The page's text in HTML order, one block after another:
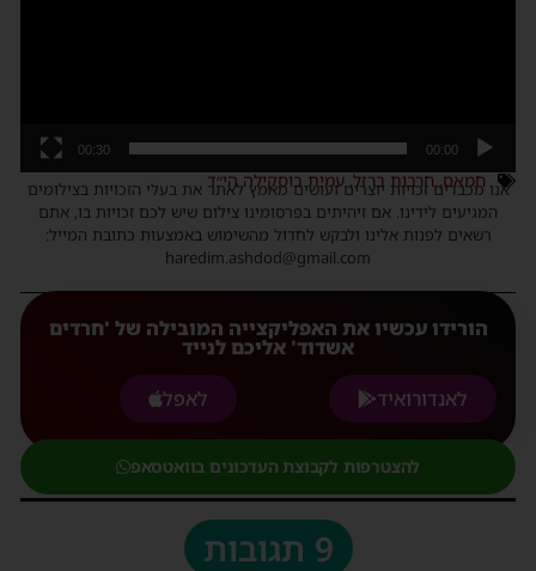
00:00
00:30
חמאס,חרבות ברזל,עמית בוסקילה הי״ד
אנו מכבדים זכויות יוצרים ועושים מאמץ לאתר את בעלי הזכויות בצילומים
המגיעים לידינו. אם זיהיתים בפרסומינו צילום שיש לכם זכויות בו, אתם
רשאים לפנות אלינו ולבקש לחדול מהשימוש באמצעות כתובת המייל:
haredim.ashdod@gmail.com
הורידו עכשיו את האפליקצייה המובילה של 'חרדים
אשדוד' אליכם לנייד
לאנדורואיד
לאפל
להצטרפות לקבוצת העדכונים בוואטסאפ
9 תגובות